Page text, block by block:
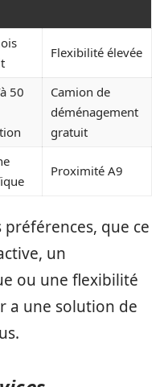
Flexibilité élevée
50
Camion de
déménagement
gratuit
Proximité A9
que ce
un
ou une flexibilité
a une solution de